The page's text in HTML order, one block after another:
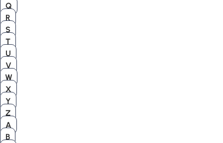
Q
R
S
T
U
V
W
X
Y
Z
A
B